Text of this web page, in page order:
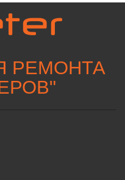
РЕМОНТА
"